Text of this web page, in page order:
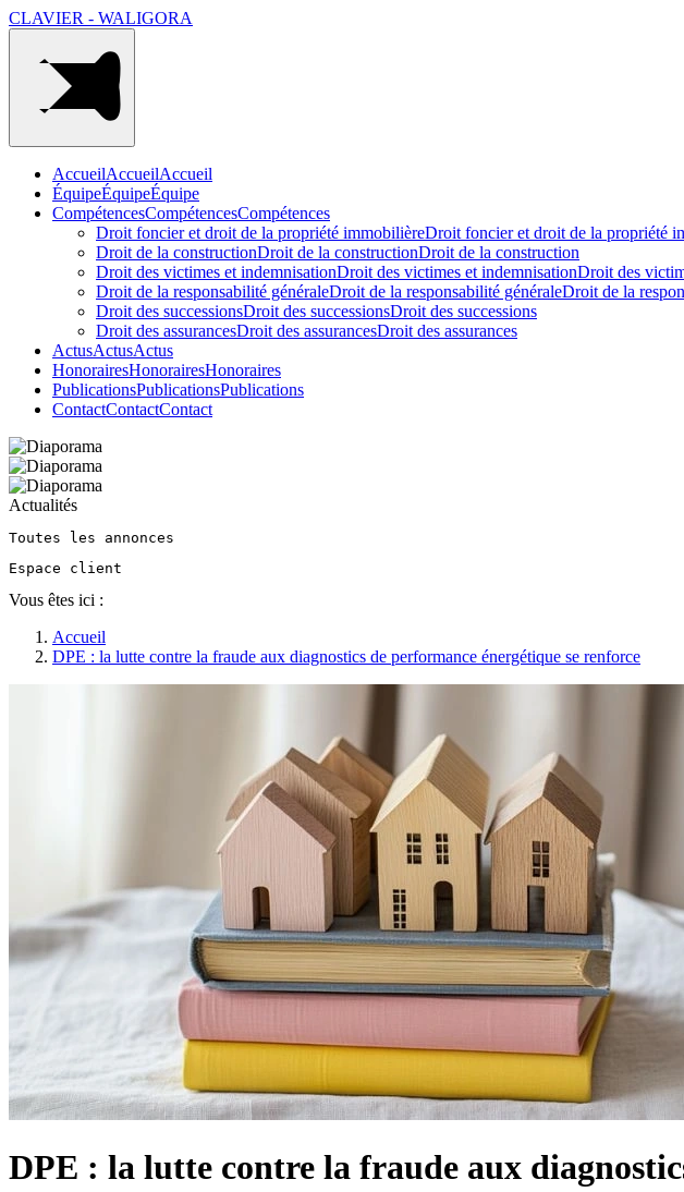
CLAVIER - WALIGORA
AccueilAccueilAccueil
ÉquipeÉquipeÉquipe
CompétencesCompétencesCompétences
Droit foncier et droit de la propriété immobilièreDroit foncier et droit de la propriété
Droit de la constructionDroit de la constructionDroit de la construction
Droit des victimes et indemnisationDroit des victimes et indemnisationDroit des
Droit de la responsabilité généraleDroit de la responsabilité généraleDroit de la
Droit des successionsDroit des successionsDroit des successions
Droit des assurancesDroit des assurancesDroit des assurances
ActusActusActus
HonorairesHonorairesHonoraires
PublicationsPublicationsPublications
ContactContactContact
Actualités
Toutes les annonces
Espace client
Vous êtes ici :
Accueil
DPE : la lutte contre la fraude aux diagnostics de performance énergétique se renforce
DPE : la lutte contre la fraude aux